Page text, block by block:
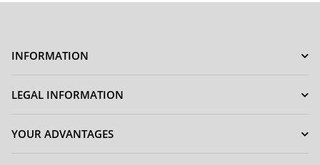
INFORMATION
LEGAL INFORMATION
YOUR ADVANTAGES